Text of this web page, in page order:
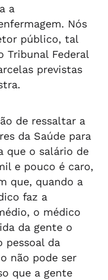
a
Nós
público, tal
Tribunal Federal
previstas
de ressaltar a
da Saúde para
que o salário de
e pouco é caro,
que, quando a
faz a
o médico
da gente o
pessoal da
não pode ser
que a gente